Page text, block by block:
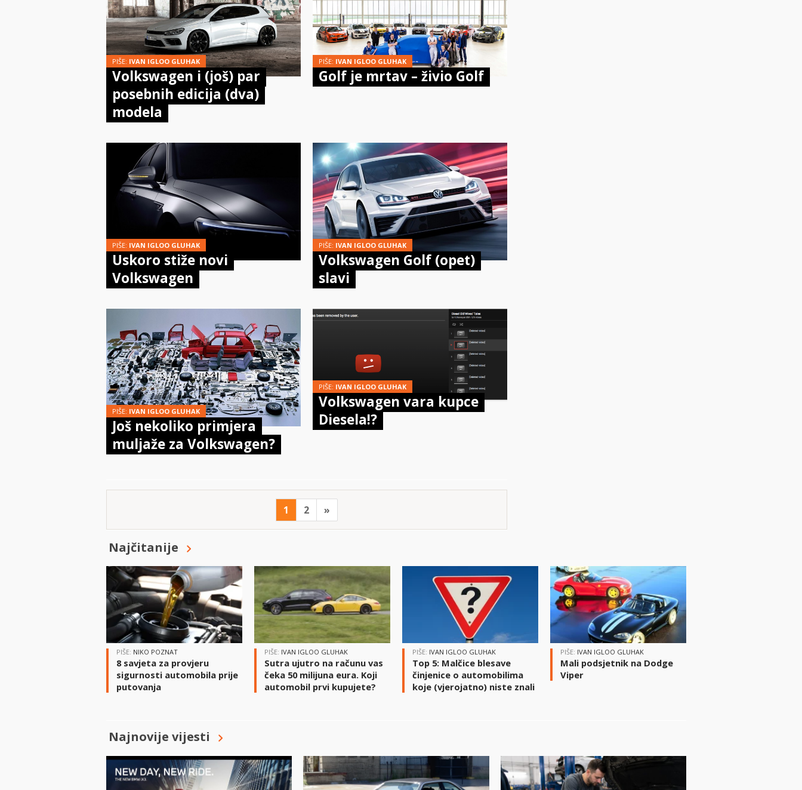
PIŠE: IVAN IGLOO GLUHAK
Volkswagen i (još) par
posebnih edicija (dva)
modela
PIŠE: IVAN IGLOO GLUHAK
Golf je mrtav – živio Golf
PIŠE: IVAN IGLOO GLUHAK
Uskoro stiže novi
Volkswagen
PIŠE: IVAN IGLOO GLUHAK
Volkswagen Golf (opet)
slavi
PIŠE: IVAN IGLOO GLUHAK
Još nekoliko primjera
muljaže za Volkswagen?
PIŠE: IVAN IGLOO GLUHAK
Volkswagen vara kupce
Diesela!?
1 2 »
Najčitanije
PIŠE: NIKO POZNAT
8 savjeta za provjeru
sigurnosti automobila prije
putovanja
PIŠE: IVAN IGLOO GLUHAK
Sutra ujutro na računu vas
čeka 50 milijuna eura. Koji
automobil prvi kupujete?
PIŠE: IVAN IGLOO GLUHAK
Top 5: Malčice blesave
činjenice o automobilima
koje (vjerojatno) niste znali
PIŠE: IVAN IGLOO GLUHAK
Mali podsjetnik na Dodge
Viper
Najnovije vijesti